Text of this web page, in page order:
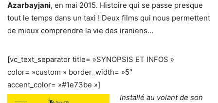
Azarbayjani, en mai 2015. Histoire qui se passe presque
tout le temps dans un taxi ! Deux films qui nous permettent
de mieux comprendre la vie des iraniens…
[vc_text_separator title= »SYNOPSIS ET INFOS »
color= »custom » border_width= »5″
accent_color= »#1e73be »]
Installé au volant de son